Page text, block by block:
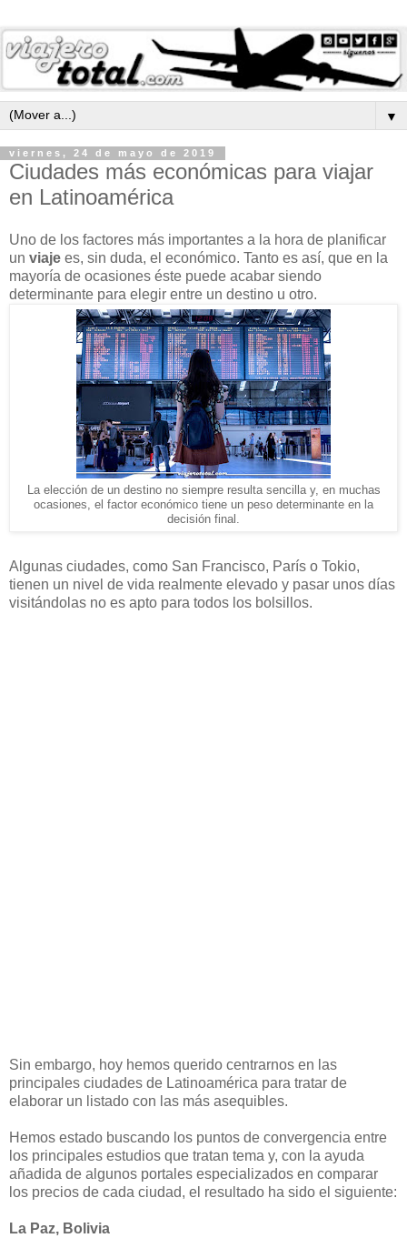
▼
viernes, 24 de mayo de 2019
Ciudades más económicas para viajar
en Latinoamérica
Uno de los factores más importantes a la hora de planificar
un viaje es, sin duda, el económico. Tanto es así, que en la
mayoría de ocasiones éste puede acabar siendo
determinante para elegir entre un destino u otro.
La elección de un destino no siempre resulta sencilla y, en muchas
ocasiones, el factor económico tiene un peso determinante en la
decisión final.
Algunas ciudades, como San Francisco, París o Tokio,
tienen un nivel de vida realmente elevado y pasar unos días
visitándolas no es apto para todos los bolsillos.
Sin embargo, hoy hemos querido centrarnos en las
principales ciudades de Latinoamérica para tratar de
elaborar un listado con las más asequibles.
Hemos estado buscando los puntos de convergencia entre
los principales estudios que tratan tema y, con la ayuda
añadida de algunos portales especializados en comparar
los precios de cada ciudad, el resultado ha sido el siguiente:
La Paz, Bolivia